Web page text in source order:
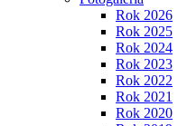
Rok 2026
Rok 2025
Rok 2024
Rok 2023
Rok 2022
Rok 2021
Rok 2020